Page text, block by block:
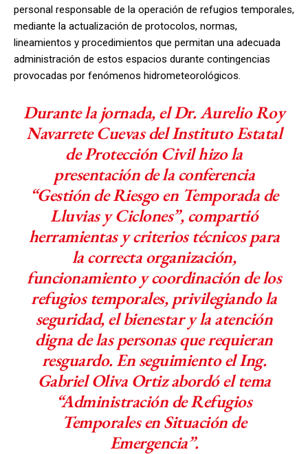
personal responsable de la operación de refugios temporales,
mediante la actualización de protocolos, normas,
lineamientos y procedimientos que permitan una adecuada
administración de estos espacios durante contingencias
provocadas por fenómenos hidrometeorológicos.
Durante la jornada, el Dr. Aurelio Roy
Navarrete Cuevas del Instituto Estatal
de Protección Civil hizo la
presentación de la conferencia
“Gestión de Riesgo en Temporada de
Lluvias y Ciclones”, compartió
herramientas y criterios técnicos para
la correcta organización,
funcionamiento y coordinación de los
refugios temporales, privilegiando la
seguridad, el bienestar y la atención
digna de las personas que requieran
resguardo. En seguimiento el Ing.
Gabriel Oliva Ortiz abordó el tema
“Administración de Refugios
Temporales en Situación de
Emergencia”.